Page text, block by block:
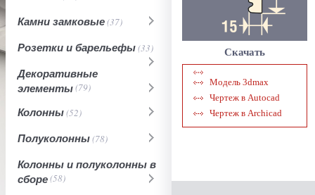
Камни замковые(37)
Розетки и барельефы(33)
Декоративные
элементы(79)
Колонны(52)
Полуколонны(78)
Колонны и полуколонны в
сборе(58)
Скачать
Модель 3dmax
Чертеж в Autocad
Чертеж в Archicad